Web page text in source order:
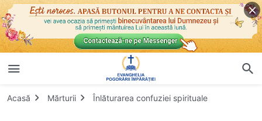
Acasă Mărturii Înlăturarea confuziei spirituale